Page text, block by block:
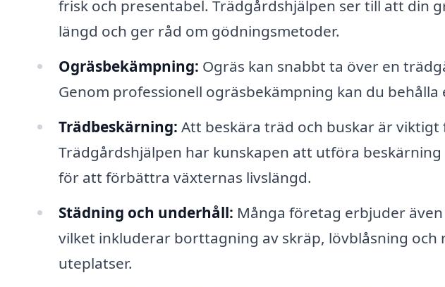
frisk och presentabel. Trädgårdshjälpen ser till att din
längd och ger råd om gödningsmetoder.
Ogräsbekämpning: Ogräs kan snabbt ta över en
Genom professionell ogräsbekämpning kan du
Trädbeskärning: Att beskära träd och buskar är
Trädgårdshjälpen har kunskapen att utföra
för att förbättra växternas livslängd.
Städning och underhåll: Många företag erbjuder
vilket inkluderar borttagning av skräp, lövblåsning och
uteplatser.